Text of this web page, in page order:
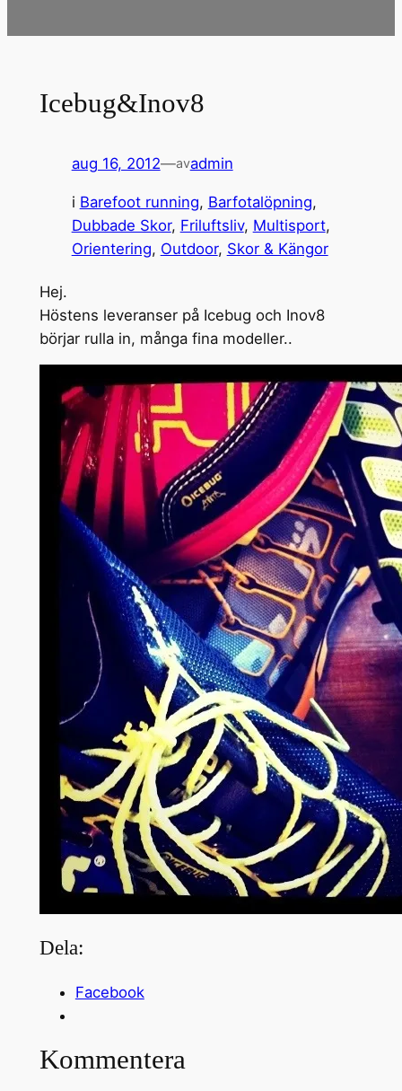
Icebug&Inov8
aug 16, 2012—avadmin
i Barefoot running, Barfotalöpning
Dubbade Skor, Friluftsliv, Multisport
Orientering, Outdoor, Skor & Kängor
Hej.
Höstens leveranser på Icebug och Inov8
börjar rulla in, många fina modeller..
Dela:
Facebook
Kommentera